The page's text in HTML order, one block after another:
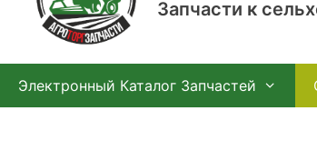
Запчасти к
Электронный Каталог Запчастей